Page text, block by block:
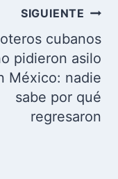
SIGUIENTE
cubanos
pidieron asilo
México: nadie
sabe por qué
regresaron